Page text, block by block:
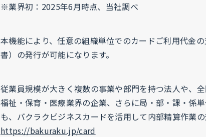
※業界初：2025年6月時点、当社調べ
本機能により、任意の組織単位でのカードご利用代金
書）の発行が可能になります。
従業員規模が大きく複数の事業や部門を持つ法人や、
福祉・保育・医療業界の企業、さらに局・部・課・係
も、バクラクビジネスカードを活用して内部精算作業の
https://bakuraku.jp/card